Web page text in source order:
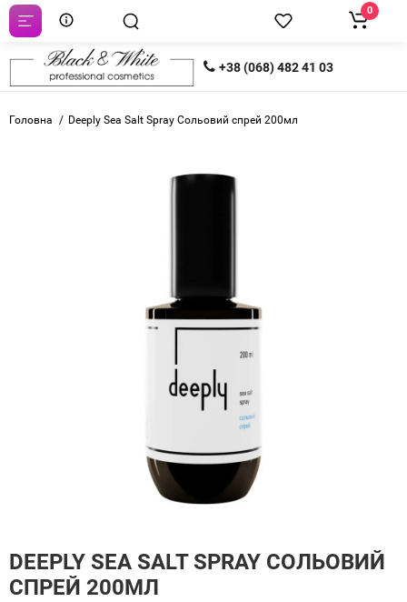
+38 (068) 482 41 03
0
Головна Deeply Sea Salt Spray Сольовий спрей 200мл
DEEPLY SEA SALT SPRAY СОЛЬОВИЙ
СПРЕЙ 200МЛ